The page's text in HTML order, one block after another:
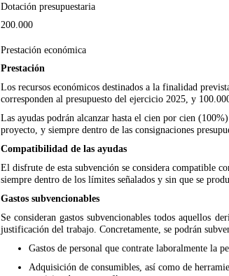
Dotación presupuestaria
200.000
Prestación económica
Prestación
Los recursos económicos destinados a la finalidad
corresponden al presupuesto del ejercicio 2025, y
Las ayudas podrán alcanzar hasta el cien por cien
proyecto, y siempre dentro de las consignaciones
Compatibilidad de las ayudas
El disfrute de esta subvención se considera compatible
siempre dentro de los límites señalados y sin que se
Gastos subvencionables
Se consideran gastos subvencionables todos aquellos
justificación del trabajo. Concretamente, se podrán
Gastos de personal que contrate laboralmente la
Adquisición de consumibles, así como de